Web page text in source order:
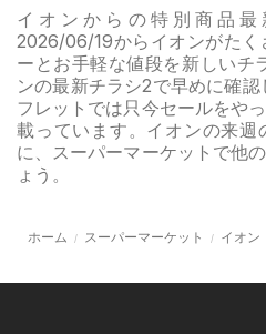
イオンからの特別商品最
2026/06/19からイオンがた
ーとお手軽な値段を新しいチ
ンの最新チラシ2で早めに確
フレットでは只今セールをや
載っています。イオンの来週
に、スーパーマーケットで他
ょう。
ホーム スーパーマーケット イオン